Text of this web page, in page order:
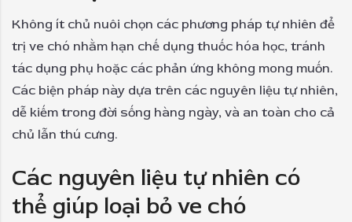
Không ít chủ nuôi chọn các phương pháp tự nhiên để
trị ve chó nhằm hạn chế dụng thuốc hóa học, tránh
tác dụng phụ hoặc các phản ứng không mong muốn.
Các biện pháp này dựa trên các nguyên liệu tự nhiên,
dễ kiếm trong đời sống hàng ngày, và an toàn cho cả
chủ lẫn thú cưng.
Các nguyên liệu tự nhiên có
thể giúp loại bỏ ve chó